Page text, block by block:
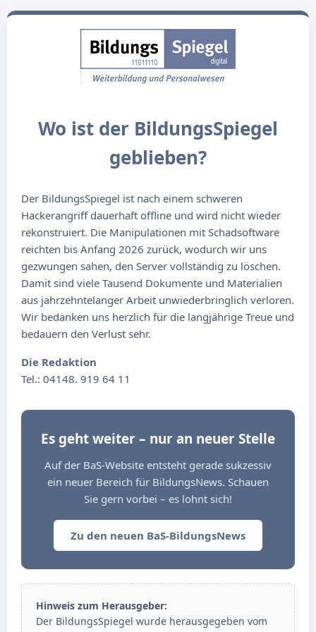
Wo ist der BildungsSpiegel
geblieben?
Der BildungsSpiegel ist nach einem schweren
Hackerangriff dauerhaft offline und wird nicht wieder
rekonstruiert. Die Manipulationen mit Schadsoftware
reichten bis Anfang 2026 zurück, wodurch wir uns
gezwungen sahen, den Server vollständig zu löschen.
Damit sind viele Tausend Dokumente und Materialien
aus jahrzehntelanger Arbeit unwiederbringlich verloren.
Wir bedanken uns herzlich für die langjährige Treue und
bedauern den Verlust sehr.
Die Redaktion
Tel.: 04148. 919 64 11
Es geht weiter – nur an neuer Stelle
Auf der BaS-Website entsteht gerade sukzessiv
ein neuer Bereich für BildungsNews. Schauen
Sie gern vorbei – es lohnt sich!
Zu den neuen BaS-BildungsNews
Hinweis zum Herausgeber:
Der BildungsSpiegel wurde herausgegeben vom